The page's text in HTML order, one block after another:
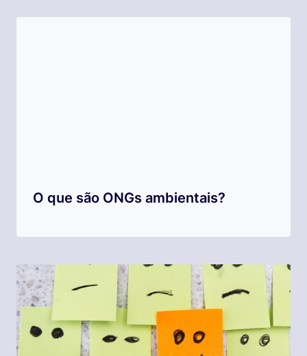
O que são ONGs ambientais?